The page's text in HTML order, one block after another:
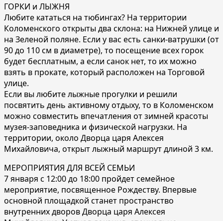
ГОРКИ и ЛЫЖНЯ
Любите кататься на тюбингах? На территории
Коломенского открыты два склона: на Нижней улице и
на Зеленой поляне. Если у вас есть санки-ватрушки (от
90 до 110 см в диаметре), то посещение всех горок
будет бесплатным, а если санок нет, то их можно
взять в прокате, который расположен на Торговой
улице.
Если вы любите лыжные прогулки и решили
посвятить день активному отдыху, то в Коломенском
можно совместить впечатления от зимней красоты
музея-заповедника и физической нагрузки. На
территории, около Дворца царя Алексея
Михайловича, открыт лыжный маршрут длиной 3 км.
МЕРОПРИЯТИЯ ДЛЯ ВСЕЙ СЕМЬИ
7 января с 12:00 до 18:00 пройдет семейное
мероприятие, посвященное Рождеству. Впервые
основной площадкой станет пространство
внутренних дворов Дворца царя Алексея